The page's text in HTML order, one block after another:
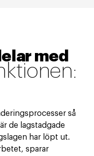
med
så
de lagstadgade
har löpt ut.
sparar